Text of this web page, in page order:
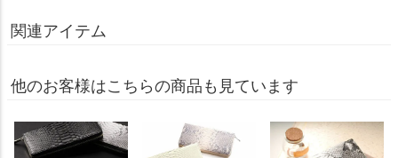
関連アイテム
他のお客様はこちらの商品も見ています